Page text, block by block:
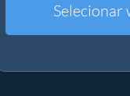
Outras Ferramentas
Selecionar